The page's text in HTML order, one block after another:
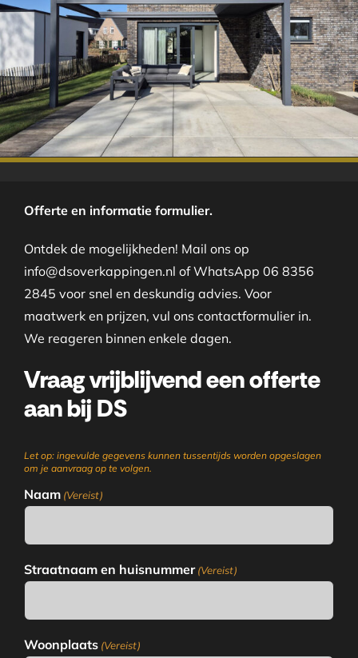
.
Offerte en informatie formulier.
Ontdek de mogelijkheden! Mail ons op
info@dsoverkappingen.nl of WhatsApp 06 8356
2845 voor snel en deskundig advies. Voor
maatwerk en prijzen, vul ons contactformulier in.
We reageren binnen enkele dagen.
Vraag vrijblijvend een offerte
aan bij DS
Let op: ingevulde gegevens kunnen tussentijds worden opgeslagen
om je aanvraag op te volgen.
Naam (Vereist)
Straatnaam en huisnummer (Vereist)
Woonplaats (Vereist)